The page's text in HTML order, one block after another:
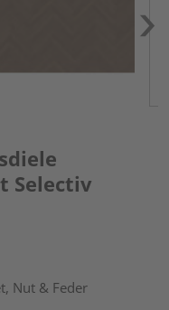
Selectiv
Nut & Feder